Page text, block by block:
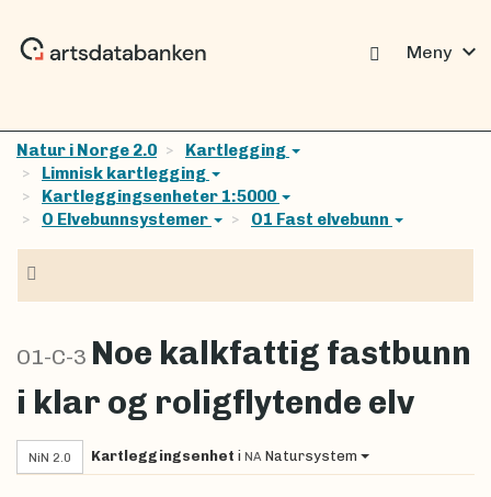
Meny expand_more
Natur i Norge 2.0
Kartlegging
Limnisk kartlegging
Kartleggingsenheter 1:5000
O Elvebunnsystemer
O1 Fast elvebunn
O1-C-3 Noe kalkfattig fastbunn
i klar og roligflytende elv
NiN 2.0 Kartleggingsenhet i NA Natursystem